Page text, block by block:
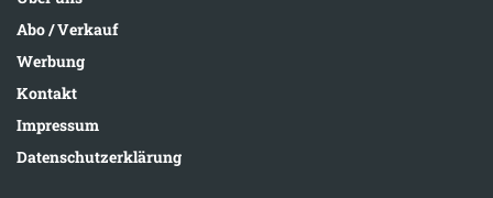
Abo / Verkauf
Werbung
Kontakt
Impressum
Datenschutzerklärung